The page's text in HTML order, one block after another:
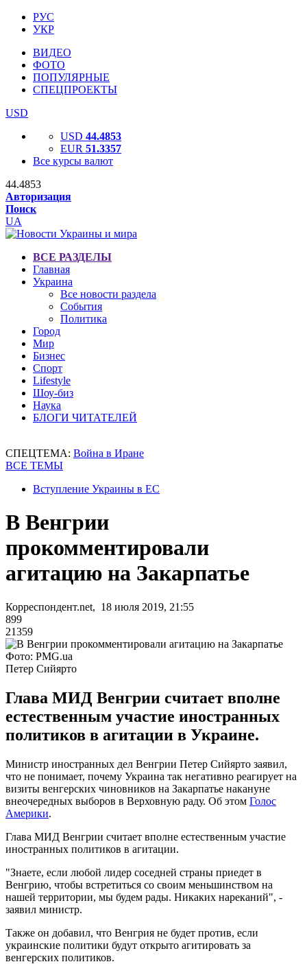
РУС
УКР
ВИДЕО
ФОТО
ПОПУЛЯРНЫЕ
СПЕЦПРОЕКТЫ
USD
USD 44.4853
EUR 51.3357
Все курсы валют
44.4853
Авторизация
Поиск
UA
ВСЕ РАЗДЕЛЫ
Главная
Украина
Все новости раздела
События
Политика
Город
Мир
Бизнес
Спорт
Lifestyle
Шоу-биз
Наука
БЛОГИ ЧИТАТЕЛЕЙ
СПЕЦТЕМА: Война в Иране
ВСЕ ТЕМЫ
Вступление Украины в ЕС
В Венгрии
прокомментировали
агитацию на Закарпатье
Корреспондент.net, 18 июля 2019, 21:55
899
21359
Фото: PMG.ua
Петер Сийярто
Глава МИД Венгрии считает вполне
естественным участие иностранных
политиков в агитации в Украине.
Министр иностранных дел Венгрии Петер Сийярто заявил,
что не понимает, почему Украина так негативно реагирует на
визиты венгерских чиновников на Закарпатье накануне
внеочередных выборов в Верховную раду. Об этом Голос
Америки.
Глава МИД Венгрии считает вполне естественным участие
иностранных политиков в агитации.
"Знаете, если любой лидер соседней страны приедет в
Венгрию, чтобы встретиться со своим меньшинством на
нашей территории, мы будем рады. Никаких нареканий", -
заявил министр.
Также он добавил, что Венгрия не будет против, если
украинские политики будут открыто агитировать за
венгерских политиков.